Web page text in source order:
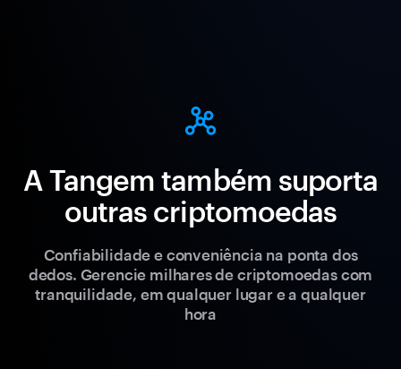
A Tangem também suporta
outras criptomoedas
Confiabilidade e conveniência na ponta dos
dedos. Gerencie milhares de criptomoedas com
tranquilidade, em qualquer lugar e a qualquer
hora